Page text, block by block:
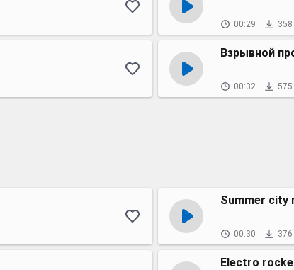
00:29 358
Взрывной
00:32 575
Summer city
00:30 376
Electro